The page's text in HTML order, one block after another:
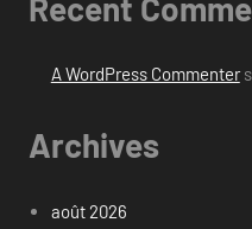
A WordPress Commenter
Archives
août 2026